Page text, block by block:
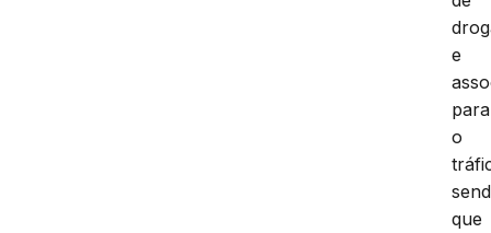
e
para
o
que